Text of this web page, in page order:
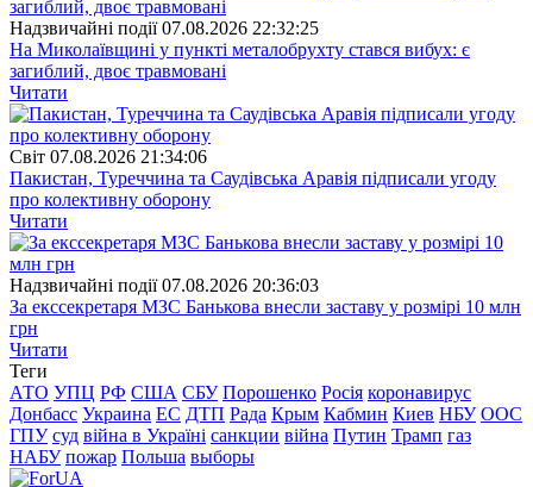
Надзвичайні події 07.08.2026 22:32:25
На Миколаївщині у пункті металобрухту стався вибух: є
загиблий, двоє травмовані
Читати
Свiт 07.08.2026 21:34:06
Пакистан, Туреччина та Саудівська Аравія підписали угоду
про колективну оборону
Читати
Надзвичайні події 07.08.2026 20:36:03
За екссекретаря МЗС Банькова внесли заставу у розмірі 10 млн
грн
Читати
Теги
АТО УПЦ РФ США СБУ Порошенко Росія коронавирус
Донбасс Украина ЕС ДТП Рада Крым Кабмин Киев НБУ ООС
ГПУ суд війна в Україні санкции війна Путин Трамп газ
НАБУ пожар Польша выборы